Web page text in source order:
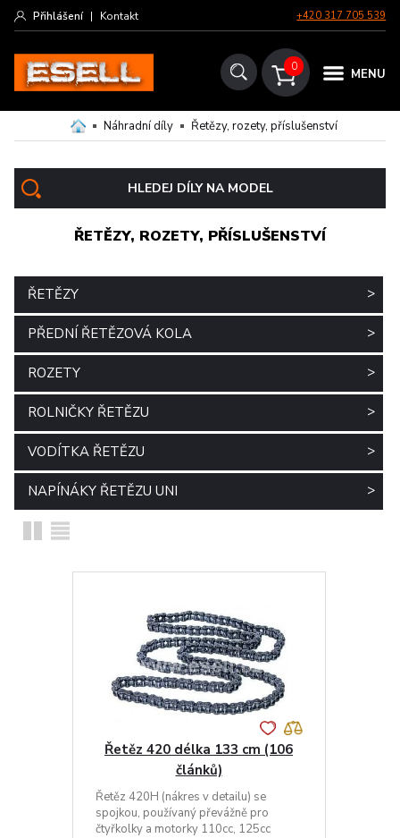
+420 317 705 539
Přihlášení | Kontakt
MENU
0
Náhradní díly Řetězy, rozety, příslušenství
HLEDEJ DÍLY NA MODEL
ŘETĚZY, ROZETY, PŘÍSLUŠENSTVÍ
ŘETĚZY >
PŘEDNÍ ŘETĚZOVÁ KOLA >
ROZETY >
ROLNIČKY ŘETĚZU >
VODÍTKA ŘETĚZU >
NAPÍNÁKY ŘETĚZU UNI >
Řetěz 420 délka 133 cm (106
článků)
Řetěz 420H (nákres v detailu) se
spojkou, používaný převážně pro
čtyřkolky a motorky 110cc, 125cc